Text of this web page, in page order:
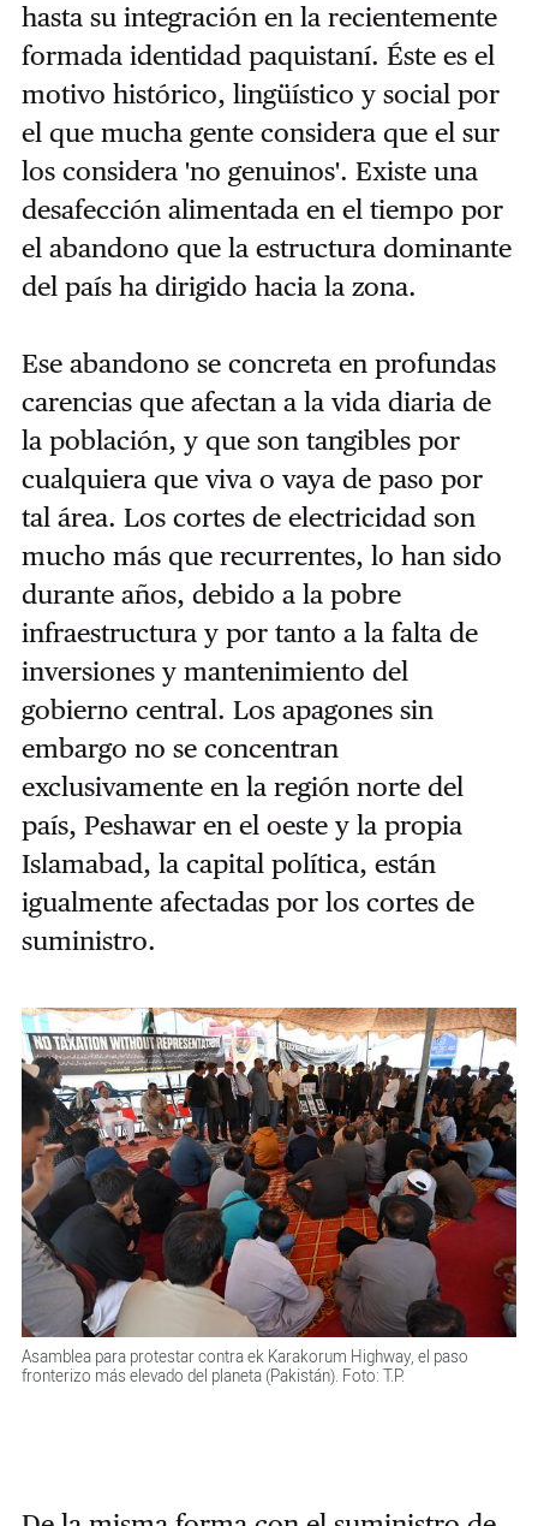
hasta su integración en la recientemente
formada identidad paquistaní. Éste es el
motivo histórico, lingüístico y social por
el que mucha gente considera que el sur
los considera 'no genuinos'. Existe una
desafección alimentada en el tiempo por
el abandono que la estructura dominante
del país ha dirigido hacia la zona.
Ese abandono se concreta en profundas
carencias que afectan a la vida diaria de
la población, y que son tangibles por
cualquiera que viva o vaya de paso por
tal área. Los cortes de electricidad son
mucho más que recurrentes, lo han sido
durante años, debido a la pobre
infraestructura y por tanto a la falta de
inversiones y mantenimiento del
gobierno central. Los apagones sin
embargo no se concentran
exclusivamente en la región norte del
país, Peshawar en el oeste y la propia
Islamabad, la capital política, están
igualmente afectadas por los cortes de
suministro.
Asamblea para protestar contra ek Karakorum Highway, el paso
fronterizo más elevado del planeta (Pakistán). Foto: T.P.